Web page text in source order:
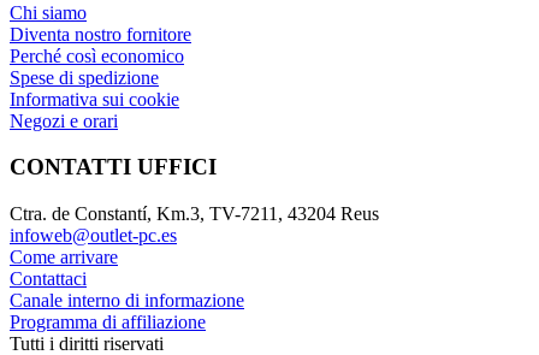
Chi siamo
Diventa nostro fornitore
Perché così economico
Spese di spedizione
Informativa sui cookie
Negozi e orari
CONTATTI UFFICI
Ctra. de Constantí, Km.3, TV-7211, 43204 Reus
infoweb@outlet-pc.es
Come arrivare
Contattaci
Canale interno di informazione
Programma di affiliazione
Tutti i diritti riservati